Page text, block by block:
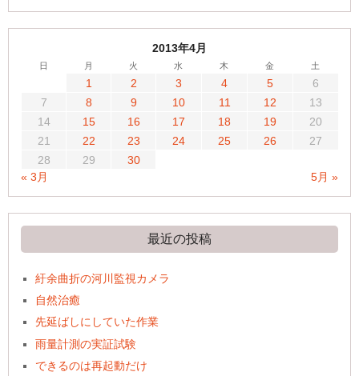
2013年4月
日 月 火 水 木 金 土
1 2 3 4 5
6
7
8 9 10 11 12
13
14
15 16 17 18 19
20
21
22 23 24 25 26
27
28
29
30
« 3月
5月 »
最近の投稿
紆余曲折の河川監視カメラ
自然治癒
先延ばしにしていた作業
雨量計測の実証試験
できるのは再起動だけ